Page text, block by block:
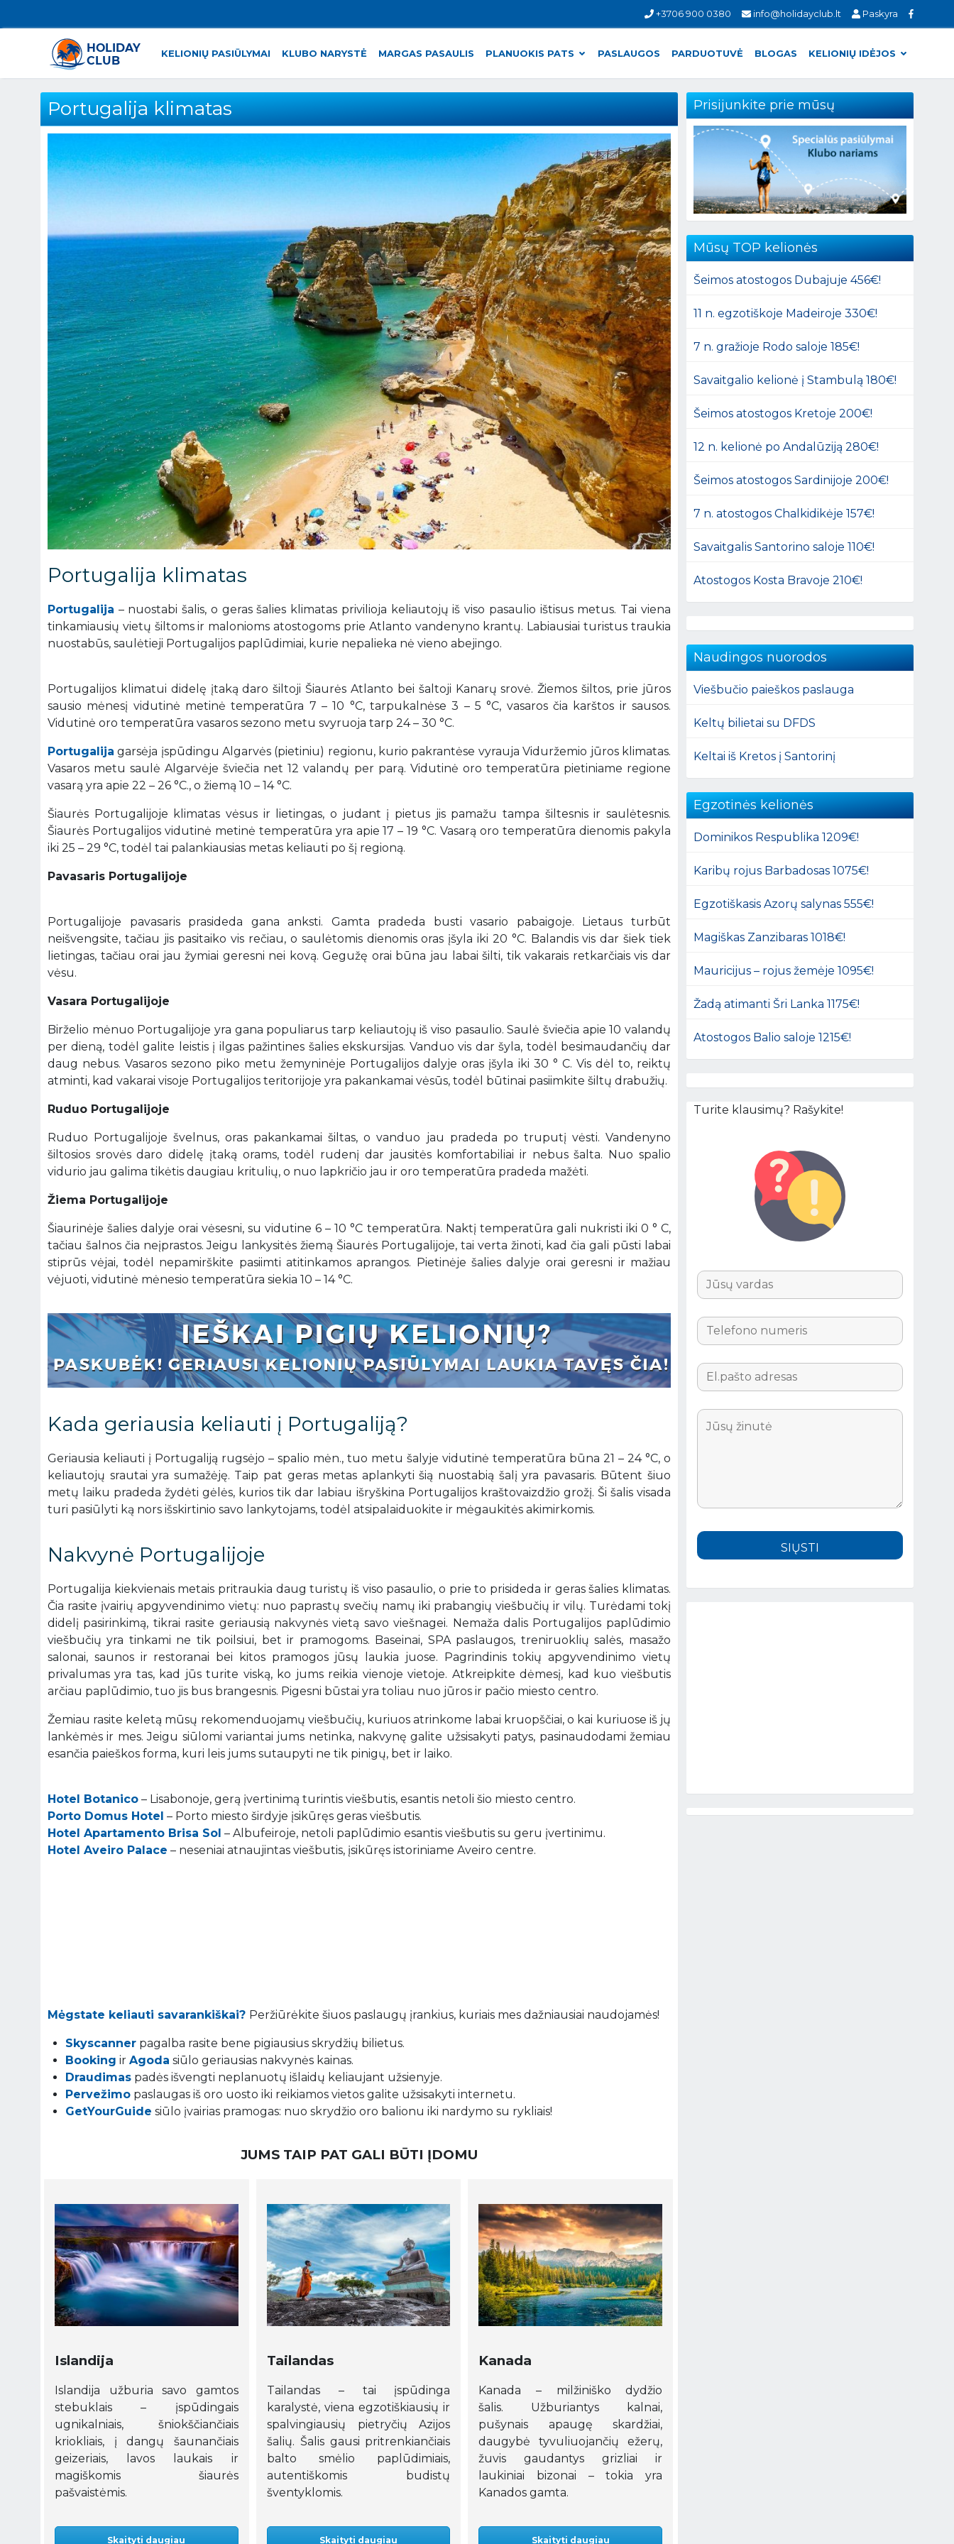
+3706 900 0380 info@holidayclub.lt Paskyra
KELIONIŲ PASIŪLYMAI KLUBO NARYSTĖ MARGAS PASAULIS PLANUOKIS PATS PASLAUGOS PARDUOTUVĖ BLOGAS KELIONIŲ IDĖJOS
Portugalija klimatas
Portugalija klimatas
Portugalija – nuostabi šalis, o geras šalies klimatas privilioja keliautojų iš viso pasaulio ištisus metus. Tai viena
tinkamiausių vietų šiltoms ir malonioms atostogoms prie Atlanto vandenyno krantų. Labiausiai turistus traukia
nuostabūs, saulėtieji Portugalijos paplūdimiai, kurie nepalieka nė vieno abejingo.
Portugalijos klimatui didelę įtaką daro šiltoji Šiaurės Atlanto bei šaltoji Kanarų srovė. Žiemos šiltos, prie jūros
sausio mėnesį vidutinė metinė temperatūra 7 – 10 °C, tarpukalnėse 3 – 5 °C, vasaros čia karštos ir sausos.
Vidutinė oro temperatūra vasaros sezono metu svyruoja tarp 24 – 30 °C.
Portugalija garsėja įspūdingu Algarvės (pietiniu) regionu, kurio pakrantėse vyrauja Viduržemio jūros klimatas.
Vasaros metu saulė Algarvėje šviečia net 12 valandų per parą. Vidutinė oro temperatūra pietiniame regione
vasarą yra apie 22 – 26 °C., o žiemą 10 – 14 °C.
Šiaurės Portugalijoje klimatas vėsus ir lietingas, o judant į pietus jis pamažu tampa šiltesnis ir saulėtesnis.
Šiaurės Portugalijos vidutinė metinė temperatūra yra apie 17 – 19 °C. Vasarą oro temperatūra dienomis pakyla
iki 25 – 29 °C, todėl tai palankiausias metas keliauti po šį regioną.
Pavasaris Portugalijoje
Portugalijoje pavasaris prasideda gana anksti. Gamta pradeda busti vasario pabaigoje. Lietaus turbūt
neišvengsite, tačiau jis pasitaiko vis rečiau, o saulėtomis dienomis oras įšyla iki 20 °C. Balandis vis dar šiek tiek
lietingas, tačiau orai jau žymiai geresni nei kovą. Gegužę orai būna jau labai šilti, tik vakarais retkarčiais vis dar
vėsu.
Vasara Portugalijoje
Birželio mėnuo Portugalijoje yra gana populiarus tarp keliautojų iš viso pasaulio. Saulė šviečia apie 10 valandų
per dieną, todėl galite leistis į ilgas pažintines šalies ekskursijas. Vanduo vis dar šyla, todėl besimaudančių dar
daug nebus. Vasaros sezono piko metu žemyninėje Portugalijos dalyje oras įšyla iki 30 ° C. Vis dėl to, reiktų
atminti, kad vakarai visoje Portugalijos teritorijoje yra pakankamai vėsūs, todėl būtinai pasiimkite šiltų drabužių.
Ruduo Portugalijoje
Ruduo Portugalijoje švelnus, oras pakankamai šiltas, o vanduo jau pradeda po truputį vėsti. Vandenyno
šiltosios srovės daro didelę įtaką orams, todėl rudenį dar jausitės komfortabiliai ir nebus šalta. Nuo spalio
vidurio jau galima tikėtis daugiau kritulių, o nuo lapkričio jau ir oro temperatūra pradeda mažėti.
Žiema Portugalijoje
Šiaurinėje šalies dalyje orai vėsesni, su vidutine 6 – 10 °C temperatūra. Naktį temperatūra gali nukristi iki 0 ° C,
tačiau šalnos čia neįprastos. Jeigu lankysitės žiemą Šiaurės Portugalijoje, tai verta žinoti, kad čia gali pūsti labai
stiprūs vėjai, todėl nepamirškite pasiimti atitinkamos aprangos. Pietinėje šalies dalyje orai geresni ir mažiau
vėjuoti, vidutinė mėnesio temperatūra siekia 10 – 14 °C.
Kada geriausia keliauti į Portugaliją?
Geriausia keliauti į Portugaliją rugsėjo – spalio mėn., tuo metu šalyje vidutinė temperatūra būna 21 – 24 °C, o
keliautojų srautai yra sumažėję. Taip pat geras metas aplankyti šią nuostabią šalį yra pavasaris. Būtent šiuo
metų laiku pradeda žydėti gėlės, kurios tik dar labiau išryškina Portugalijos kraštovaizdžio grožį. Ši šalis visada
turi pasiūlyti ką nors išskirtinio savo lankytojams, todėl atsipalaiduokite ir mėgaukitės akimirkomis.
Nakvynė Portugalijoje
Portugalija kiekvienais metais pritraukia daug turistų iš viso pasaulio, o prie to prisideda ir geras šalies klimatas.
Čia rasite įvairių apgyvendinimo vietų: nuo paprastų svečių namų iki prabangių viešbučių ir vilų. Turėdami tokį
didelį pasirinkimą, tikrai rasite geriausią nakvynės vietą savo viešnagei. Nemaža dalis Portugalijos paplūdimio
viešbučių yra tinkami ne tik poilsiui, bet ir pramogoms. Baseinai, SPA paslaugos, treniruoklių salės, masažo
salonai, saunos ir restoranai bei kitos pramogos jūsų laukia juose. Pagrindinis tokių apgyvendinimo vietų
privalumas yra tas, kad jūs turite viską, ko jums reikia vienoje vietoje. Atkreipkite dėmesį, kad kuo viešbutis
arčiau paplūdimio, tuo jis bus brangesnis. Pigesni būstai yra toliau nuo jūros ir pačio miesto centro.
Žemiau rasite keletą mūsų rekomenduojamų viešbučių, kuriuos atrinkome labai kruopščiai, o kai kuriuose iš jų
lankėmės ir mes. Jeigu siūlomi variantai jums netinka, nakvynę galite užsisakyti patys, pasinaudodami žemiau
esančia paieškos forma, kuri leis jums sutaupyti ne tik pinigų, bet ir laiko.
Hotel Botanico – Lisabonoje, gerą įvertinimą turintis viešbutis, esantis netoli šio miesto centro.
Porto Domus Hotel – Porto miesto širdyje įsikūręs geras viešbutis.
Hotel Apartamento Brisa Sol – Albufeiroje, netoli paplūdimio esantis viešbutis su geru įvertinimu.
Hotel Aveiro Palace – neseniai atnaujintas viešbutis, įsikūręs istoriniame Aveiro centre.
Mėgstate keliauti savarankiškai? Peržiūrėkite šiuos paslaugų įrankius, kuriais mes dažniausiai naudojamės!
Skyscanner pagalba rasite bene pigiausius skrydžių bilietus.
Booking ir Agoda siūlo geriausias nakvynės kainas.
Draudimas padės išvengti neplanuotų išlaidų keliaujant užsienyje.
Pervežimo paslaugas iš oro uosto iki reikiamos vietos galite užsisakyti internetu.
GetYourGuide siūlo įvairias pramogas: nuo skrydžio oro balionu iki nardymo su rykliais!
JUMS TAIP PAT GALI BŪTI ĮDOMU
Islandija
Islandija užburia savo gamtos
stebuklais – įspūdingais
ugnikalniais, šniokščiančiais
kriokliais, į dangų šaunančiais
geizeriais, lavos laukais ir
magiškomis šiaurės
pašvaistėmis.
Skaityti daugiau
Tailandas
Tailandas – tai įspūdinga
karalystė, viena egzotiškiausių ir
spalvingiausių pietryčių Azijos
šalių. Šalis gausi pritrenkiančiais
balto smėlio paplūdimiais,
autentiškomis budistų
šventyklomis.
Skaityti daugiau
Kanada
Kanada – milžiniško dydžio
šalis. Užburiantys kalnai,
pušynais apaugę skardžiai,
daugybė tyvuliuojančių ežerų,
žuvis gaudantys grizliai ir
laukiniai bizonai – tokia yra
Kanados gamta.
Skaityti daugiau
Prisijunkite prie mūsų
Mūsų TOP kelionės
Šeimos atostogos Dubajuje 456€!
11 n. egzotiškoje Madeiroje 330€!
7 n. gražioje Rodo saloje 185€!
Savaitgalio kelionė į Stambulą 180€!
Šeimos atostogos Kretoje 200€!
12 n. kelionė po Andalūziją 280€!
Šeimos atostogos Sardinijoje 200€!
7 n. atostogos Chalkidikėje 157€!
Savaitgalis Santorino saloje 110€!
Atostogos Kosta Bravoje 210€!
Naudingos nuorodos
Viešbučio paieškos paslauga
Keltų bilietai su DFDS
Keltai iš Kretos į Santorinį
Egzotinės kelionės
Dominikos Respublika 1209€!
Karibų rojus Barbadosas 1075€!
Egzotiškasis Azorų salynas 555€!
Magiškas Zanzibaras 1018€!
Mauricijus – rojus žemėje 1095€!
Žadą atimanti Šri Lanka 1175€!
Atostogos Balio saloje 1215€!
Turite klausimų? Rašykite!